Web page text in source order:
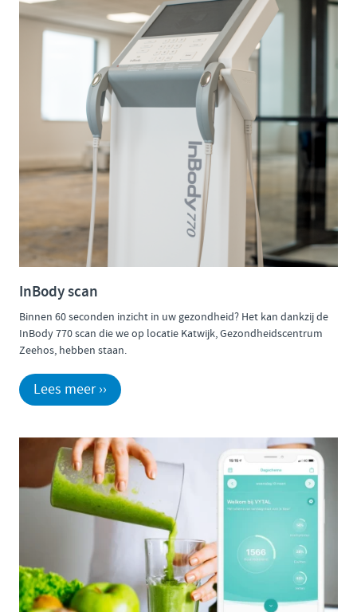
InBody scan
Binnen 60 seconden inzicht in uw gezondheid? Het kan dankzij de
InBody 770 scan die we op locatie Katwijk, Gezondheidscentrum
Zeehos, hebben staan.
Lees meer ››